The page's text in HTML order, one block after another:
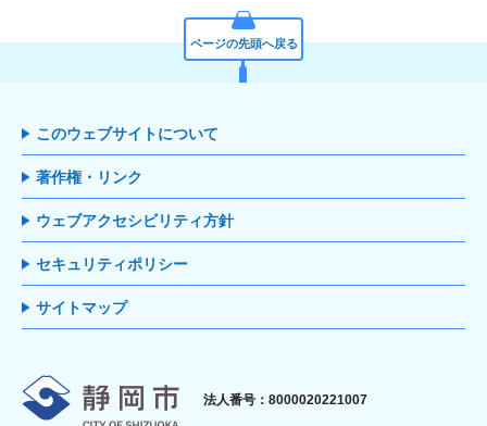
ページの先頭へ戻る
このウェブサイトについて
著作権・リンク
ウェブアクセシビリティ方針
セキュリティポリシー
サイトマップ
静岡市
法人番号：8000020221007